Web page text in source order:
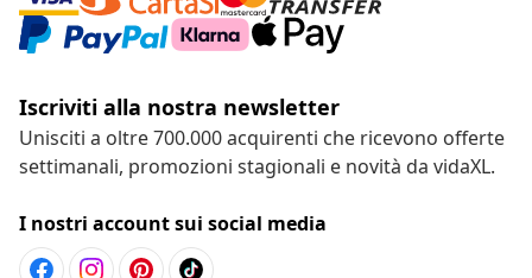
Iscriviti alla nostra newsletter
Unisciti a oltre 700.000 acquirenti che ricevono offerte
settimanali, promozioni stagionali e novità da vidaXL.
I nostri account sui social media